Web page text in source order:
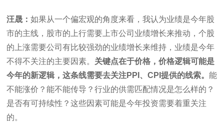
汪晟：如果从一个偏宏观的角度来看，我认为业绩是今年股
市的主线，股市的上行需要上市公司业绩增长来推动，个股
的上涨需要公司有比较强劲的业绩增长来维持，业绩是今年
不得不关注的主要因素。 关键点在于价格，价格逻辑可能是
今年的新逻辑，这条线需要去关注PPI、CPI提供的线索。能
不能涨价？能不能传导？行业的供需匹配情况是怎么样的？
是否有可持续性？这些因素可能是今年投资需要着重关注
的。